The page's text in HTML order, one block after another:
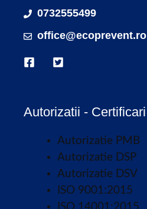
0732555499
office@ecoprevent.ro
Autorizatii - Certificari
Autorizatie PMB
Autorizatie DSP
Autorizatie DSV
ISO 9001:2015